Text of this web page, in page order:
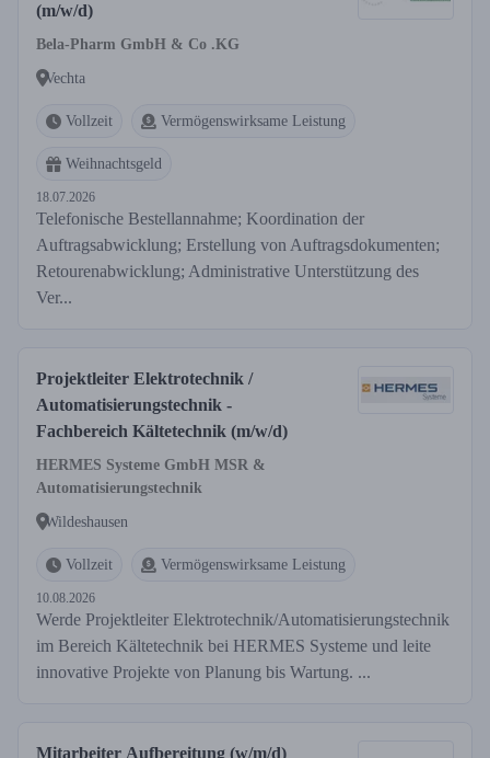
(m/w/d)
Bela-Pharm GmbH & Co .KG
Vechta
Vollzeit Vermögenswirksame Leistung
Weihnachtsgeld
18.07.2026
Telefonische Bestellannahme; Koordination der
Auftragsabwicklung; Erstellung von Auftragsdokumenten;
Retourenabwicklung; Administrative Unterstützung des
Ver...
Projektleiter Elektrotechnik /
Automatisierungstechnik -
Fachbereich Kältetechnik (m/w/d)
HERMES Systeme GmbH MSR &
Automatisierungstechnik
Wildeshausen
Vollzeit Vermögenswirksame Leistung
10.08.2026
Werde Projektleiter Elektrotechnik/Automatisierungstechnik
im Bereich Kältetechnik bei HERMES Systeme und leite
innovative Projekte von Planung bis Wartung. ...
Mitarbeiter Aufbereitung (w/m/d)